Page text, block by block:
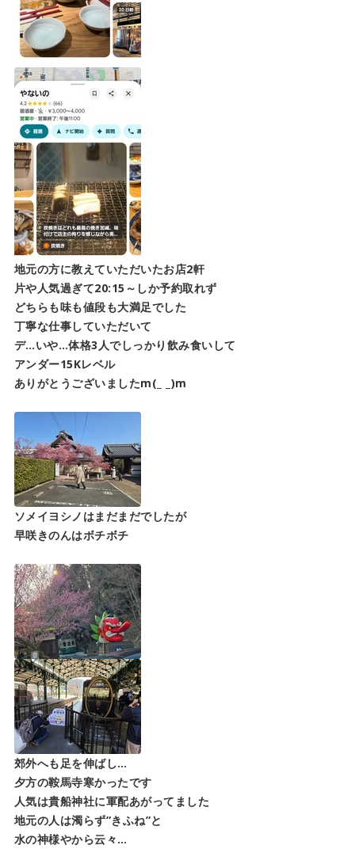
地元の方に教えていただいたお店2軒
片や人気過ぎて20:15～しか予約取れず
どちらも味も値段も大満足でした
丁寧な仕事していただいて
デ…いや…体格3人でしっかり飲み食いして
アンダー15Kレベル
ありがとうございましたm(_ _)m
ソメイヨシノはまだまだでしたが
早咲きのんはボチボチ
郊外へも足を伸ばし…
夕方の鞍馬寺寒かったです
人気は貴船神社に軍配あがってました
地元の人は濁らず”きふね”と
水の神様やから云々…